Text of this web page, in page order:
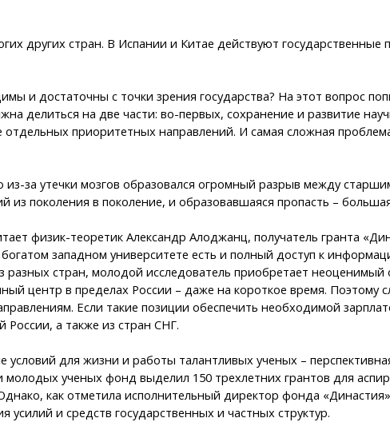
других стран. В Испании и Китае действуют
и достаточны с точки зрения государства? На этот вопрос
делиться на две части: во-первых, сохранение и развитие
приоритетных направлений. И самая сложная
за утечки мозгов образовался огромный разрыв между
поколения в поколение, и образовавшаяся пропасть –
физик-теоретик Александр Алоджанц, получатель гранта
западном университете есть и полный доступ к
разных стран, молодой исследователь приобретает
центр в пределах России – даже на короткое время. Поэтому
Если такие позиции обеспечить необходимой
России, а также из стран СНГ.
для жизни и работы талантливых ученых –
ученых фонд выделил 150 трехлетних грантов для
как отметила исполнительный директор фонда
и средств государственных и частных структур.